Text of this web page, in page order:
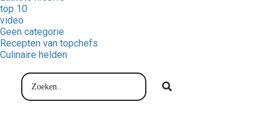
top 10
video
Geen categorie
Recepten van topchefs
Culinaire helden